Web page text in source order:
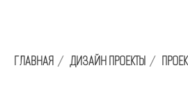
ГЛАВНАЯ / ДИЗАЙН ПРОЕКТЫ /